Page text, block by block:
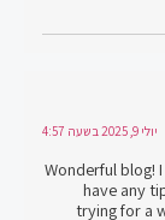
יולי 9, 2025 בשעה 4:57
Wonderful blog!
have any
trying for a